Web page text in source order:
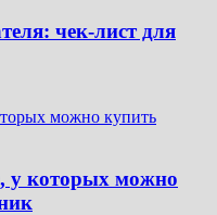
чек‑лист для
у которых можно